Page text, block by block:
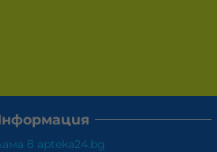
в apteka24.bg